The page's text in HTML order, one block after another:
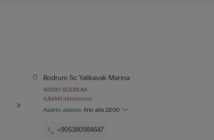
Bodrum Sc Yalikavak Marina
48890 BODRUM
IUMAN Intimissimi
Aperto adesso fino alle22:00
+905380984647